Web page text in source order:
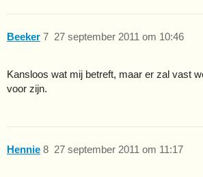
Beeker 27 september 2011 om 10:46
7
Kansloos wat mij betreft, maar er zal vast
voor zijn.
Hennie 27 september 2011 om 11:17
8